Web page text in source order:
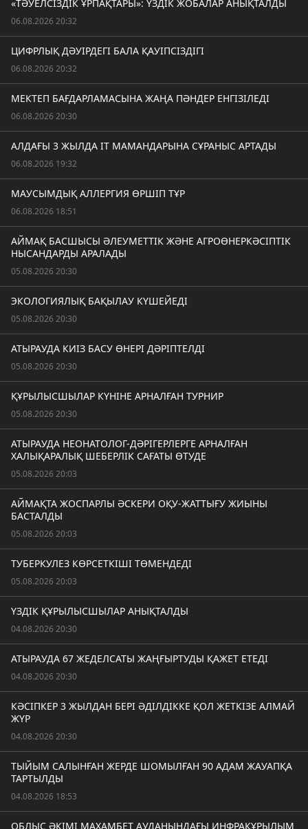
«ТӘУЕЛСІЗДІК ҰРПАҚТАРЫ»: ҮЗДІК ЖОБАЛАР АНЫҚТАЛДЫ
06.08.2026 20:32
ЦИФРЛЫҚ ДӘУІРДЕГІ БАЛА ҚАУІПСІЗДІГІ
06.08.2026 20:32
МЕКТЕП БАҒДАРЛАМАСЫНА ЖАҢА ПӘНДЕР ЕНГІЗІЛЕДІ
06.08.2026 20:30
АЛДАҒЫ 3 ЖЫЛДА IT МАМАНДАРЫНА СҰРАНЫС АРТАДЫ
06.08.2026 19:32
МАУСЫМДЫҚ АЛЛЕРГИЯ ӨРШІП ТҰР
06.08.2026 18:51
АЙМАҚ БАСШЫСЫ ӘЛЕУМЕТТІК ЖӘНЕ АГРОӨНЕРКӘСІПТІК
НЫСАНДАРДЫ АРАЛАДЫ
05.08.2026 20:30
ЭКОЛОГИЯЛЫҚ БАҚЫЛАУ КҮШЕЙЕДІ
05.08.2026 20:30
АТЫРАУДА КИІЗ БАСУ ӨНЕРІ ДӘРІПТЕЛДІ
05.08.2026 20:30
ҚҰРЫЛЫСШЫЛАР КҮНІНЕ АРНАЛҒАН ТУРНИР
05.08.2026 20:30
АТЫРАУДА НЕОНАТОЛОГ-ДӘРІГЕРЛЕРГЕ АРНАЛҒАН
ХАЛЫҚАРАЛЫҚ ШЕБЕРЛІК САҒАТЫ ӨТУДЕ
05.08.2026 20:03
АЙМАҚТА ЖОСПАРЛЫ ӘСКЕРИ ОҚУ-ЖАТТЫҒУ ЖИЫНЫ
БАСТАЛДЫ
05.08.2026 20:03
ТУБЕРКУЛЕЗ КӨРСЕТКІШІ ТӨМЕНДЕДІ
05.08.2026 20:03
ҮЗДІК ҚҰРЫЛЫСШЫЛАР АНЫҚТАЛДЫ
04.08.2026 20:30
АТЫРАУДА 67 ЖЕДЕЛСАТЫ ЖАҢҒЫРТУДЫ ҚАЖЕТ ЕТЕДІ
04.08.2026 20:30
КӘСІПКЕР 3 ЖЫЛДАН БЕРІ ӘДІЛДІККЕ ҚОЛ ЖЕТКІЗЕ АЛМАЙ
ЖҮР
04.08.2026 20:30
ТЫЙЫМ САЛЫНҒАН ЖЕРДЕ ШОМЫЛҒАН 90 АДАМ ЖАУАПҚА
ТАРТЫЛДЫ
04.08.2026 18:53
ОБЛЫС ӘКІМІ МАХАМБЕТ АУДАНЫНДАҒЫ ИНФРАҚҰРЫЛЫМ